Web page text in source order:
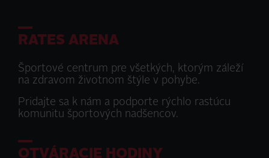
RATES ARENA
Športové centrum pre všetkých, ktorým záleží
na zdravom životnom štýle v pohybe.
Pridajte sa k nám a podporte rýchlo rastúcu
komunitu športových nadšencov.
OTVÁRACIE HODINY